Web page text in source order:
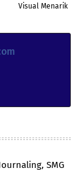
Visual Menarik
SMG